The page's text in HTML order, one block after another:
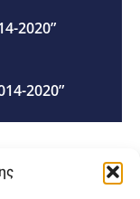
2020”
2020”